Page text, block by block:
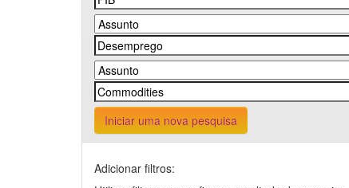
Iniciar uma nova pesquisa
Adicionar filtros: